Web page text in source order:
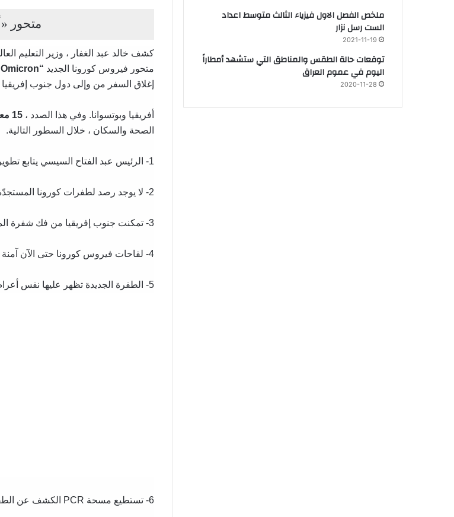
متحور
كشف خالد عبد الغفار ، وزير التعليم
متحور فيروس كورونا الجديد “Omicron”
إغلاق السفر من وإلى دول جنوب
أفريقيا وبوتسوانا. وفي هذا الصدد ، 15 معلومة
الصحة والسكان ، خلال السطور التالية.
1- الرئيس عبد الفتاح السيسي يتابع تطوير متحور “Omicron” الذي ظهر في جنوب إفريقيا.
2- لا يوجد رصد لطفرات كورونا المستجدّة “أوميكرون” في مصر حتى الآن.
3- تمكنت جنوب إفريقيا من فك شفرة المتحولة الجديدة وحذرت العالم منها.
4- لقاحات فيروس كورونا حتى الآن آمنة وفعالة ضد الفيروس.
5- الطفرة الجديدة تظهر عليها نفس أعراض فيروس كورونا المعروف.
6- تستطيع مسحة PCR الكشف عن الطفرات الجديدة التي ظهرت في جنوب إفريقيا.
ملخص الفصل الاول فيزياء الثالث متوسط اعداد
الست رسل نزار
2021-11-19
توقعات حالة الطقس والمناطق التي ستشهد أمطاراً
اليوم في عموم العراق
2020-11-28